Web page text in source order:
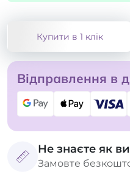
Купити в 1 клік
Відправлення в
Не знаєте як
Замовте